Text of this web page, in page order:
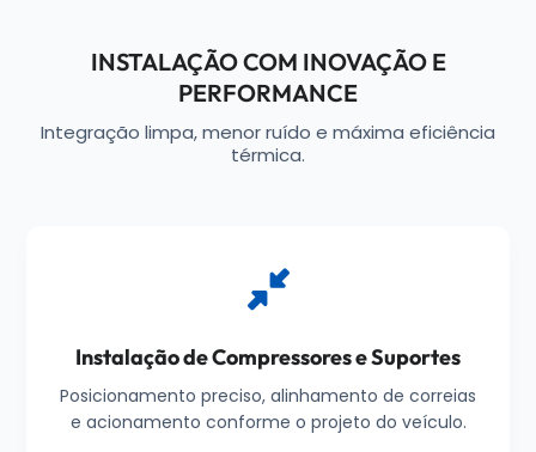
INSTALAÇÃO COM INOVAÇÃO E
PERFORMANCE
Integração limpa, menor ruído e máxima eficiência
térmica.
Instalação de Compressores e Suportes
Posicionamento preciso, alinhamento de correias
e acionamento conforme o projeto do veículo.